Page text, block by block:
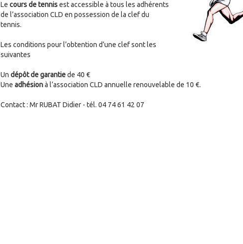
Le cours de tennisest accessible à tous les adhérents
de l’association CLD en possession de la clef du
tennis.
Les conditions pour l’obtention d’une clef sont les
suivantes
Un dépôt de garantiede 40 €
Une adhésionà l’association CLD annuelle renouvelable de 10 €.
Contact : Mr RUBAT Didier - tél. 04 74 61 42 07